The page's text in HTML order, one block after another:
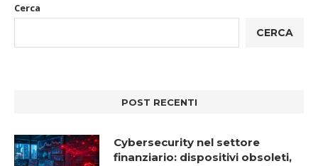
Cerca
CERCA
POST RECENTI
Cybersecurity nel settore
finanziario: dispositivi obsoleti,